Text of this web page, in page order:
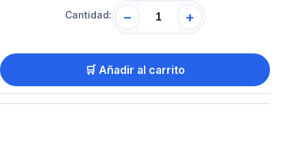
Cantidad: − +
🛒 Añadir al carrito